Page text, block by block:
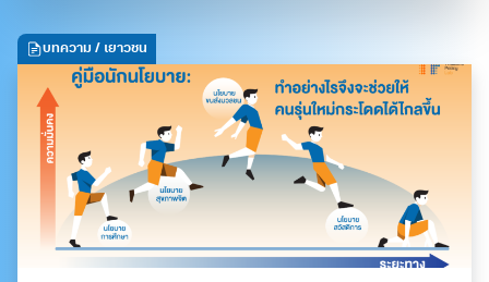
A A
บทความ / เยาวชน